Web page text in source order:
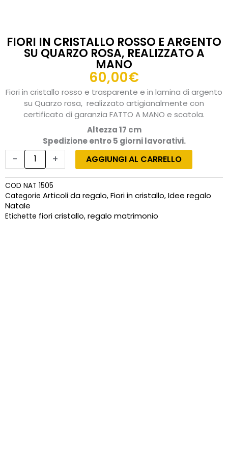
FIORI IN CRISTALLO ROSSO E ARGENTO
SU QUARZO ROSA, REALIZZATO A
MANO
60,00€
Fiori in cristallo rosso e trasparente e in lamina di argento
su Quarzo rosa, realizzato artigianalmente con
certificato di garanzia FATTO A MANO e scatola.
Altezza 17 cm
Spedizione entro 5 giorni lavorativi.
-
cristallo
rosso
e
argento
su
+ AGGIUNGI AL CARRELLO
COD NAT 1505
Categorie Articoli da regalo, Fiori in cristallo, Idee regalo
Natale
Etichette fiori cristallo, regalo matrimonio